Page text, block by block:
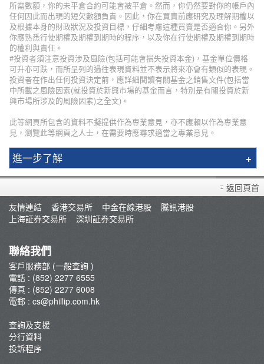
所需數額，你的未平倉合約可能會被平倉。然而，你仍然要對你的帳戶內
任何因此而出現的短欠數額負責。因此，你在買賣前應研究及理解期權以
及根據本身的財政狀況及投資目標，仔細考慮這種買賣是否適合你。另外
你應熟悉行使期權及期權到期時的程序，以及你在行使期權及期權到期時
的權利與責任。
#投資者須注意投資涉及風險(包括可能會損失投資本金)，基金單位價格
可升亦可跌，而所呈列的過往表現資料並不表示將來亦會有類似的表現。
投資者在作出任何投資決定前，應詳細閱讀有關基金之銷售文件(包括當
中所載之風險因素(就投資於新興市場的基金而言，特別是有關投資於新
興市場所涉及的風險因素)之全文)。
此等網頁所包含的資料不擬提供作為專業意見，亦不應賴以作為專業意
見，瀏覽此等網頁之人士，在需要時應尋求適當之專業意見。
進一步了解
輝立簡介
分行資料
招聘人才
輝立保險/股票/期貨100%回佣計劃
新聞稿
返回頁首
友情連結
香港交易所 中金在線港股
騰訊港股
上海証券交易所
深圳証券交易所
聯絡我們
客戶服務部 (一般查詢 )
電話 : (852) 2277 6555
傳真 : (852) 2277 6008
電郵 : cs@phillip.com.hk
查詢及支援
分行資料
投訴程序